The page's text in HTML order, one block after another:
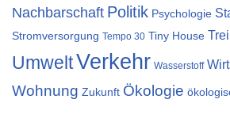
Nachbarschaft Politik Psychologie
Stromversorgung Tempo 30 Tiny House
UmweltVerkehr Wasserstoff
Wohnung Zukunft Ökologie